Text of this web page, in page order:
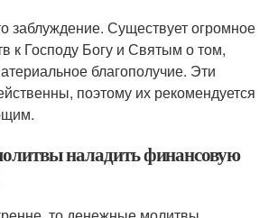
заблуждение. Существует огромное
к Господу Богу и Святым о том,
благополучие. Эти
поэтому их рекомендуется
наладить финансовую